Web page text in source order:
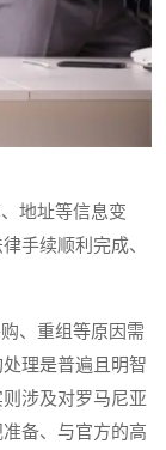
地址等信息变
手续顺利完成、
、重组等原因需
理是普遍且明智
涉及对罗马尼亚
备、与官方的高